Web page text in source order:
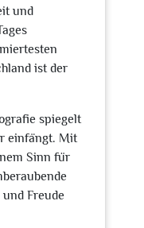
und
ist der
spiegelt
einfängt. Mit
Sinn für
Freude